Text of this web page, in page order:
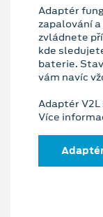
Adaptér
zapalování
zvládnete
kde
baterie.
vám navíc
Adaptér
Více